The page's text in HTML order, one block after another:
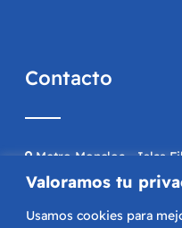
Valoramos tu
Usamos cookies para
Contacto
Metro Moncloa - Islas
C/ de Donoso Cortés 71,